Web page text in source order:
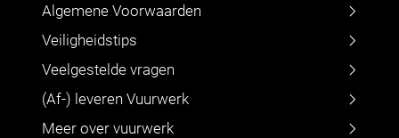
Algemene Voorwaarden
Veiligheidstips
Veelgestelde vragen
(Af-) leveren Vuurwerk
Meer over vuurwerk